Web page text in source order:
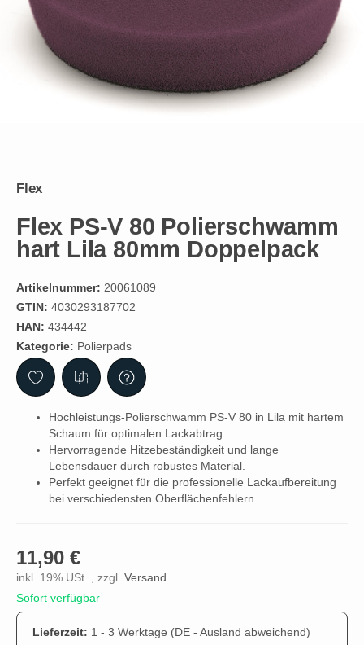
Flex
Flex PS-V 80 Polierschwamm
hart Lila 80mm Doppelpack
Artikelnummer: 20061089
GTIN: 4030293187702
HAN: 434442
Kategorie: Polierpads
Hochleistungs-Polierschwamm PS-V 80 in Lila mit hartem
Schaum für optimalen Lackabtrag.
Hervorragende Hitzebeständigkeit und lange
Lebensdauer durch robustes Material.
Perfekt geeignet für die professionelle Lackaufbereitung
bei verschiedensten Oberflächenfehlern.
11,90 €
inkl. 19% USt. , zzgl. Versand
Sofort verfügbar
Lieferzeit: 1 - 3 Werktage (DE - Ausland abweichend)